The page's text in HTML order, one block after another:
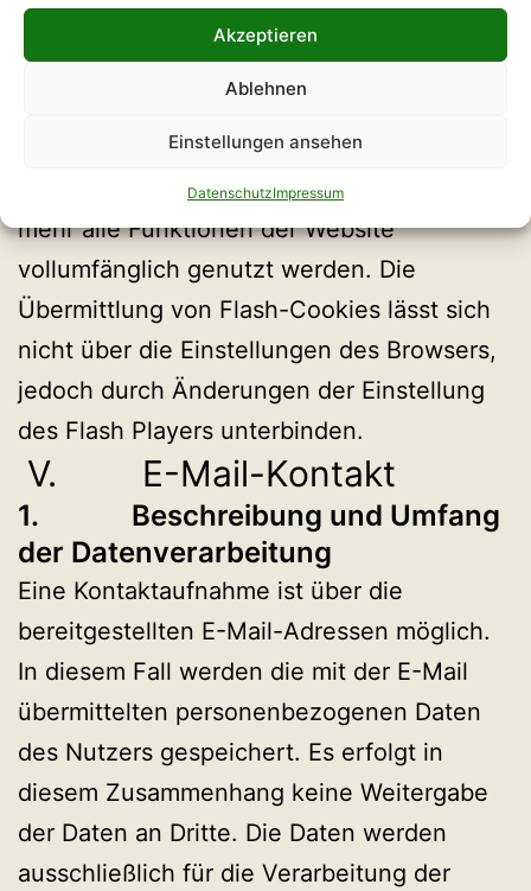
Akzeptieren
Ablehnen
Einstellungen ansehen
DatenschutzImpressum
einschränken. Bereits gespeicherte
Cookies können jederzeit gelöscht werden.
Werden Cookies für unsere Website
deaktiviert, können möglicherweise nicht
mehr alle Funktionen der Website
vollumfänglich genutzt werden. Die
Übermittlung von Flash-Cookies lässt sich
nicht über die Einstellungen des Browsers,
jedoch durch Änderungen der Einstellung
des Flash Players unterbinden.
V. E-Mail-Kontakt
1. Beschreibung und Umfang
der Datenverarbeitung
Eine Kontaktaufnahme ist über die
bereitgestellten E-Mail-Adressen möglich.
In diesem Fall werden die mit der E-Mail
übermittelten personenbezogenen Daten
des Nutzers gespeichert. Es erfolgt in
diesem Zusammenhang keine Weitergabe
der Daten an Dritte. Die Daten werden
ausschließlich für die Verarbeitung der